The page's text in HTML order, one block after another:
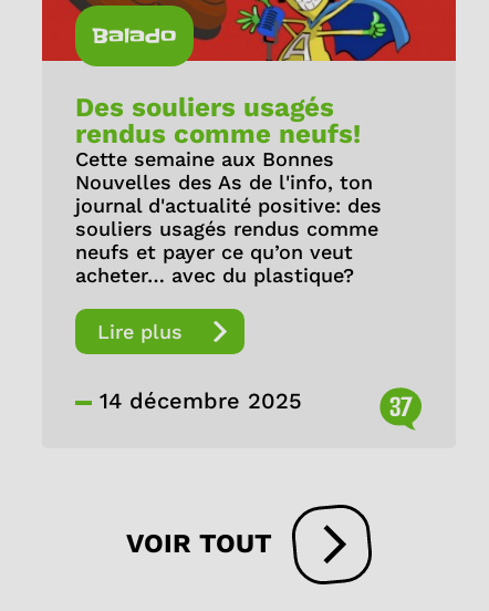
Balado
Des souliers usagés
rendus comme neufs!
Cette semaine aux Bonnes
Nouvelles des As de l'info, ton
journal d'actualité positive: des
souliers usagés rendus comme
neufs et payer ce qu’on veut
acheter… avec du plastique?
Lire plus
14 décembre 2025 37
VOIR TOUT